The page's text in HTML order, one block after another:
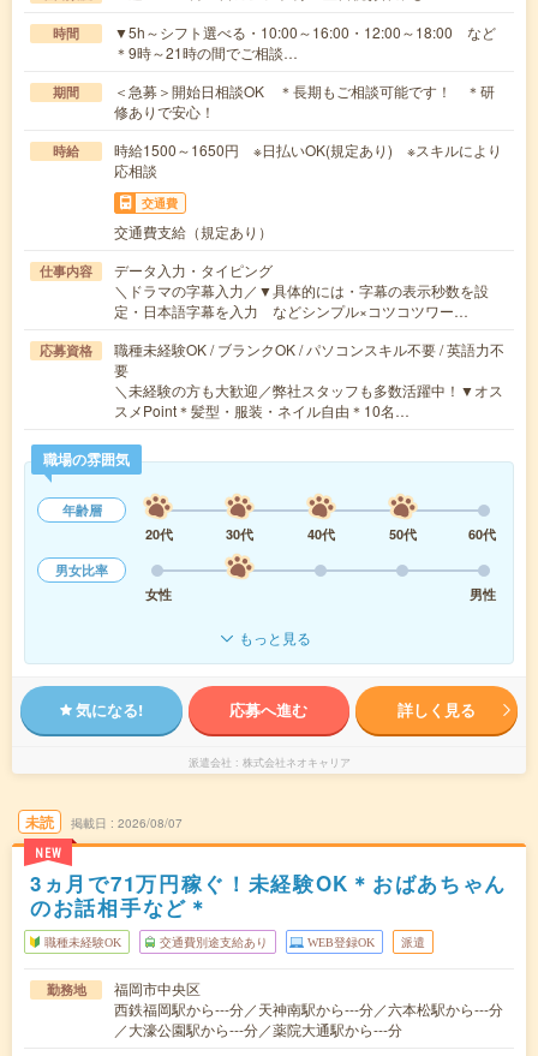
時間
▼5h～シフト選べる・10:00～16:00・12:00～18:00 など
＊9時～21時の間でご相談…
期間
＜急募＞開始日相談OK ＊長期もご相談可能です！ ＊研
修ありで安心！
時給
時給1500～1650円 ※日払いOK(規定あり) ※スキルにより
応相談
交通費
交通費支給（規定あり）
仕事内容
データ入力・タイピング
＼ドラマの字幕入力／▼具体的には・字幕の表示秒数を設
定・日本語字幕を入力 などシンプル×コツコツワー…
応募資格
職種未経験OK / ブランクOK / パソコンスキル不要 / 英語力不
要
＼未経験の方も大歓迎／弊社スタッフも多数活躍中！▼オス
スメPoint＊髪型・服装・ネイル自由＊10名…
職場の雰囲気
年齢層
20代
30代 40代 50代
60代
男女比率
女性
男性
もっと見る
気になる! 応募へ進む 詳しく見る
派遣会社 株式会社ネオキャリア
未読
NEW
掲載日 2026/08/07
3ヵ月で71万円稼ぐ！未経験OK＊おばあちゃん
のお話相手など＊
職種未経験OK 交通費別途支給あり WEB登録OK 派遣
勤務地
福岡市中央区
西鉄福岡駅から---分／天神南駅から---分／六本松駅から---分
／大濠公園駅から---分／薬院大通駅から---分